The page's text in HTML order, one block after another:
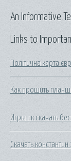
Links to
Політична карта
Как прошить
Игры пк скачать
Скачать
An Informative